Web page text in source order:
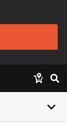
keyboard_arrow_down